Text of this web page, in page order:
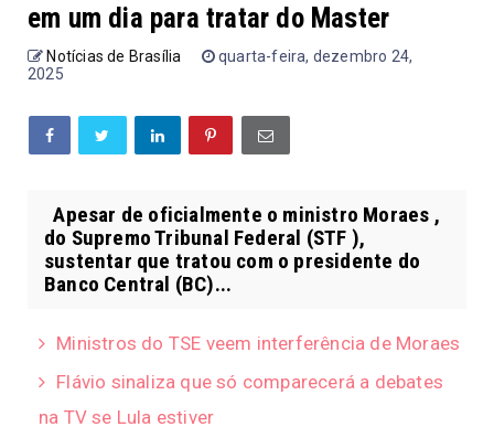
em um dia para tratar do Master
Notícias de Brasília
quarta-feira, dezembro 24,
2025
Apesar de oficialmente o ministro Moraes ,
do Supremo Tribunal Federal (STF ),
sustentar que tratou com o presidente do
Banco Central (BC)...
Ministros do TSE veem interferência de Moraes
Flávio sinaliza que só comparecerá a debates
na TV se Lula estiver